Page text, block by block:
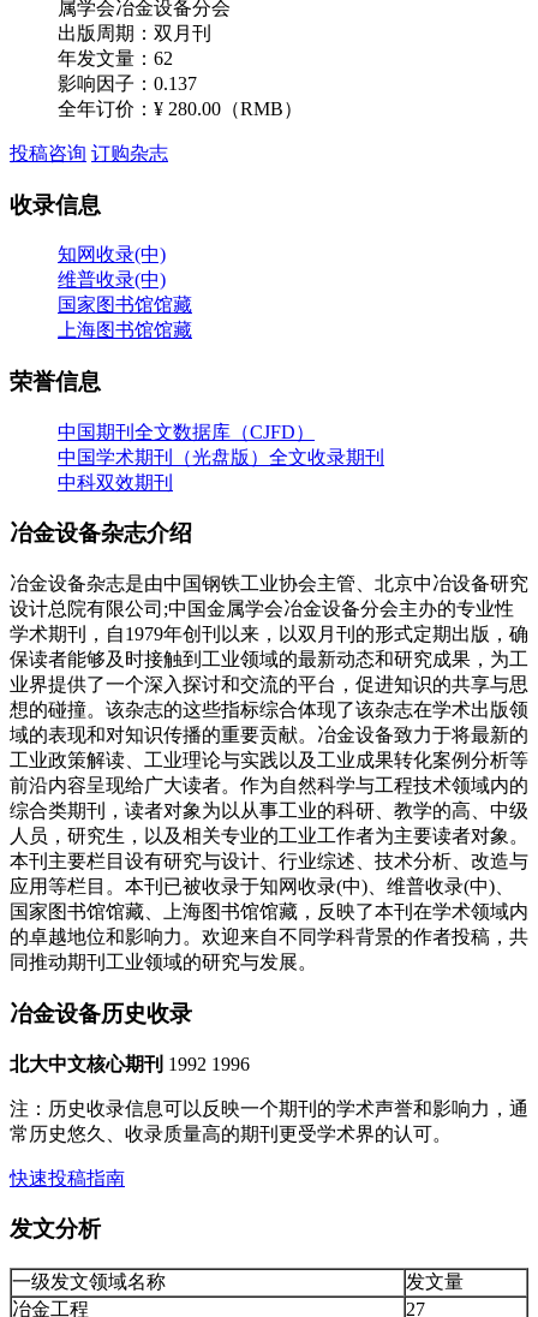
属学会冶金设备分会
出版周期：双月刊
年发文量：62
影响因子：0.137
全年订价： ¥ 280.00（RMB）
投稿咨询 订购杂志
收录信息
知网收录(中)
维普收录(中)
国家图书馆馆藏
上海图书馆馆藏
荣誉信息
中国期刊全文数据库（CJFD）
中国学术期刊（光盘版）全文收录期刊
中科双效期刊
冶金设备杂志介绍
冶金设备杂志是由中国钢铁工业协会主管、北京中冶设备研究
设计总院有限公司;中国金属学会冶金设备分会主办的专业性
学术期刊，自1979年创刊以来，以双月刊的形式定期出版，确
保读者能够及时接触到工业领域的最新动态和研究成果，为工
业界提供了一个深入探讨和交流的平台，促进知识的共享与思
想的碰撞。该杂志的这些指标综合体现了该杂志在学术出版领
域的表现和对知识传播的重要贡献。冶金设备致力于将最新的
工业政策解读、工业理论与实践以及工业成果转化案例分析等
前沿内容呈现给广大读者。作为自然科学与工程技术领域内的
综合类期刊，读者对象为以从事工业的科研、教学的高、中级
人员，研究生，以及相关专业的工业工作者为主要读者对象。
本刊主要栏目设有研究与设计、行业综述、技术分析、改造与
应用等栏目。本刊已被收录于知网收录(中)、维普收录(中)、
国家图书馆馆藏、上海图书馆馆藏，反映了本刊在学术领域内
的卓越地位和影响力。欢迎来自不同学科背景的作者投稿，共
同推动期刊工业领域的研究与发展。
冶金设备历史收录
北大中文核心期刊 1992 1996
注：历史收录信息可以反映一个期刊的学术声誉和影响力，通
常历史悠久、收录质量高的期刊更受学术界的认可。
快速投稿指南
发文分析
一级发文领域名称
发文量
冶金工程
27